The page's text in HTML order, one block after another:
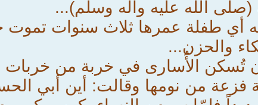
الله عليه وآله وسلم)...
أي طفلة عمرها ثلاث سنوات
والحزن...
تُسكن الأُسارى في خربة من خربات
فزعة من نومها وقالت: أين أبي